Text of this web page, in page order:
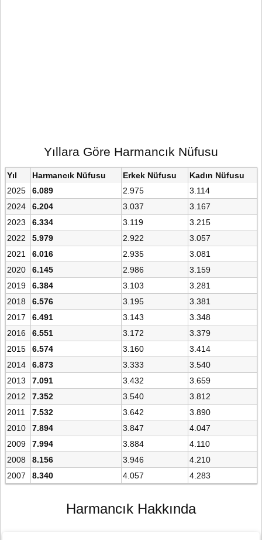
Yıllara Göre Harmancık Nüfusu
Yıl Harmancık Nüfusu Erkek Nüfusu
Kadın Nüfusu
2025
6.089 2.975
3.114
2024
6.204 3.037
3.167
2023
6.334 3.119
3.215
2022
5.979 2.922
3.057
2021
6.016 2.935
3.081
2020
6.145 2.986
3.159
2019
6.384 3.103
3.281
2018
6.576 3.195
3.381
2017
6.491 3.143
3.348
2016
6.551 3.172
3.379
2015
6.574 3.160
3.414
2014
6.873 3.333
3.540
2013
7.091 3.432
3.659
2012
7.352 3.540
3.812
2011
7.532 3.642
3.890
2010
7.894 3.847
4.047
2009
7.994 3.884
4.110
2008
8.156 3.946
4.210
2007
8.340 4.057 4.283
Harmancık Hakkında